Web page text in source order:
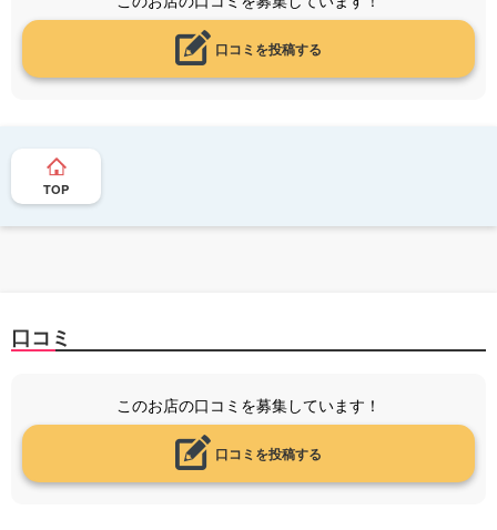
口コミを投稿する
TOP
口コミ
このお店の口コミを募集しています！
口コミを投稿する